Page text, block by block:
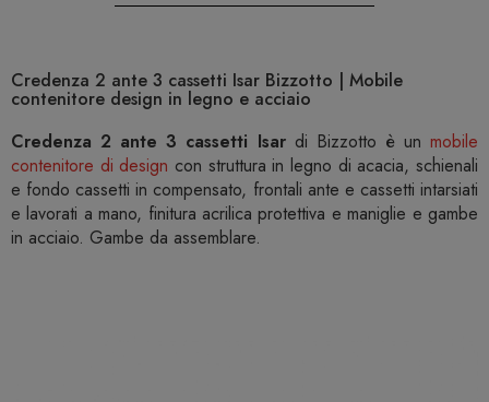
Credenza 2 ante 3 cassetti Isar Bizzotto | Mobile
contenitore design in legno e acciaio
Credenza 2 ante 3 cassetti Isardi Bizzotto è un mobile
contenitore di design con struttura in legno di acacia, schienali
e fondo cassetti in compensato, frontali ante e cassetti intarsiati
e lavorati a mano, finitura acrilica protettiva e maniglie e gambe
in acciaio. Gambe da assemblare.